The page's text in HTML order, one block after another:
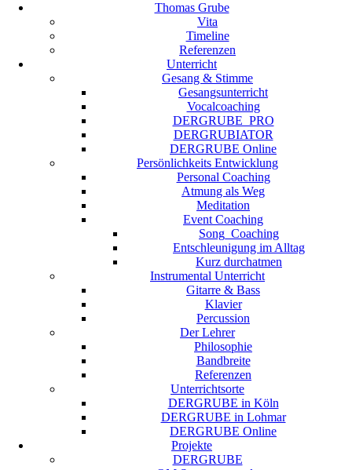
Thomas Grube
Vita
Timeline
Referenzen
Unterricht
Gesang & Stimme
Gesangsunterricht
Vocalcoaching
DERGRUBE_PRO
DERGRUBIATOR
DERGRUBE Online
Persönlichkeits Entwicklung
Personal Coaching
Atmung als Weg
Meditation
Event Coaching
Song_Coaching
Entschleunigung im Alltag
Kurz durchatmen
Instrumental Unterricht
Gitarre & Bass
Klavier
Percussion
Der Lehrer
Philosophie
Bandbreite
Referenzen
Unterrichtsorte
DERGRUBE in Köln
DERGRUBE in Lohmar
DERGRUBE Online
Projekte
DERGRUBE